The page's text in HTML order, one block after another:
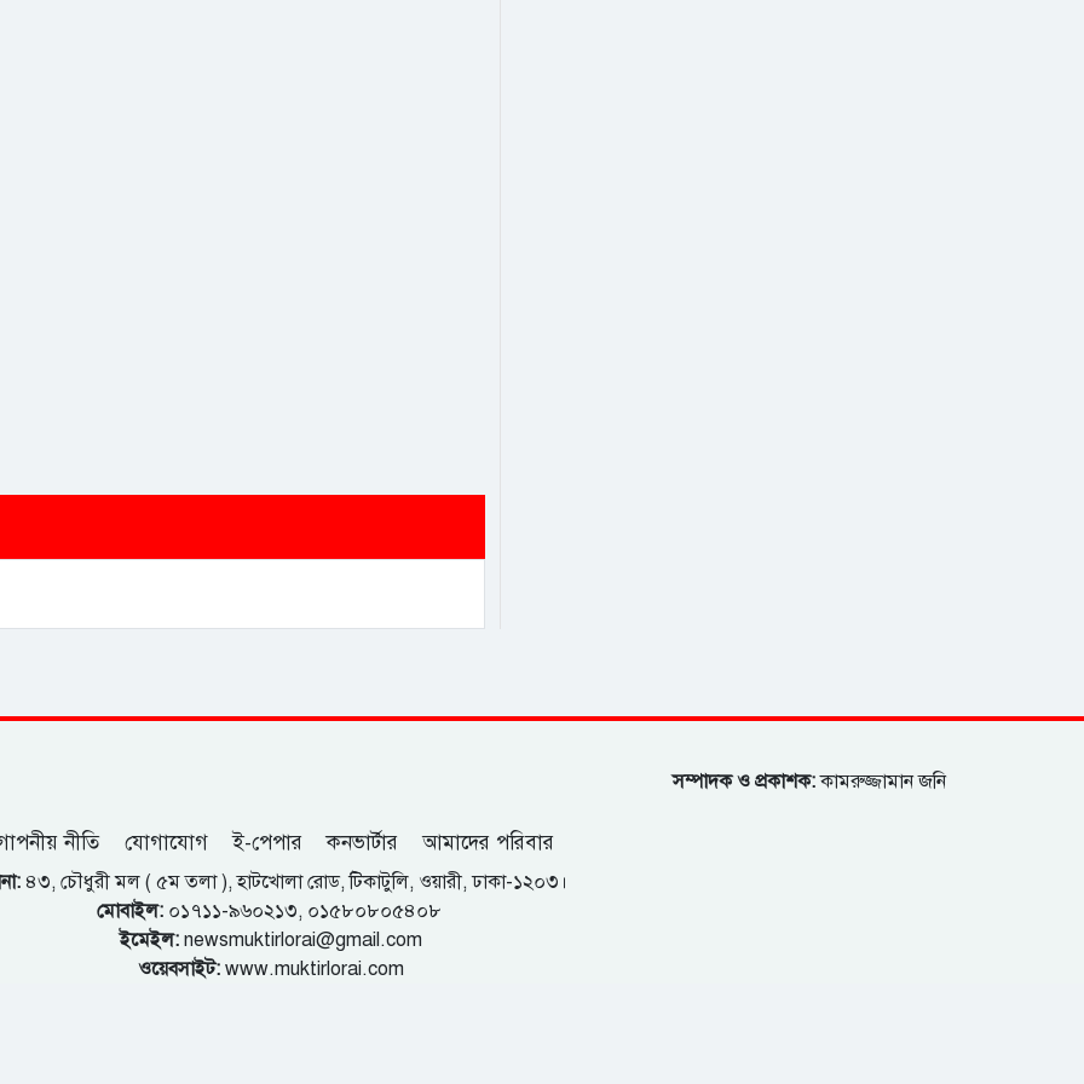
সম্পাদক ও প্রকাশক:কামরুজ্জামান জনি
নীতি যোগাযোগ ই-পেপার কনভার্টার আমাদের পরিবার
৪৩, চৌধুরী মল ( ৫ম তলা ), হাটখোলা রোড, টিকাটুলি, ওয়ারী, ঢাকা-১২০৩।
মোবাইল:০১৭১১-৯৬০২১৩, ০১৫৮০৮০৫৪০৮
ইমেইল: newsmuktirlorai@gmail.com
ওয়েবসাইট: www.muktirlorai.com